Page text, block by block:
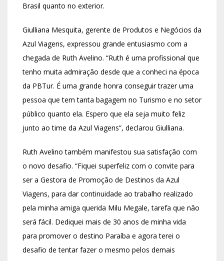
Brasil quanto no exterior.
Giulliana Mesquita, gerente de Produtos e Negócios da
Azul Viagens, expressou grande entusiasmo com a
chegada de Ruth Avelino. “Ruth é uma profissional que
tenho muita admiração desde que a conheci na época
da PBTur. É uma grande honra conseguir trazer uma
pessoa que tem tanta bagagem no Turismo e no setor
público quanto ela. Espero que ela seja muito feliz
junto ao time da Azul Viagens”, declarou Giulliana.
Ruth Avelino também manifestou sua satisfação com
o novo desafio. “Fiquei superfeliz com o convite para
ser a Gestora de Promoção de Destinos da Azul
Viagens, para dar continuidade ao trabalho realizado
pela minha amiga querida Milu Megale, tarefa que não
será fácil. Dediquei mais de 30 anos de minha vida
para promover o destino Paraíba e agora terei o
desafio de tentar fazer o mesmo pelos demais